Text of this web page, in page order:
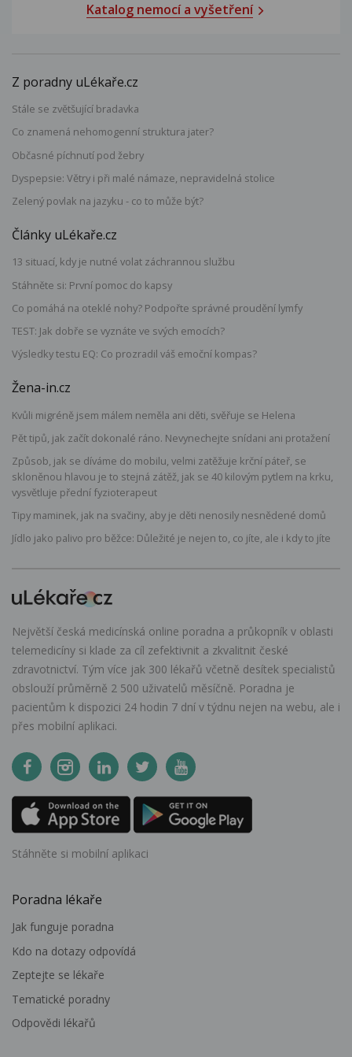
Katalog nemocí a vyšetření
Z poradny uLékaře.cz
Stále se zvětšující bradavka
Co znamená nehomogenní struktura jater?
Občasné píchnutí pod žebry
Dyspepsie: Větry i při malé námaze, nepravidelná stolice
Zelený povlak na jazyku - co to může být?
Články uLékaře.cz
13 situací, kdy je nutné volat záchrannou službu
Stáhněte si: První pomoc do kapsy
Co pomáhá na oteklé nohy? Podpořte správné proudění lymfy
TEST: Jak dobře se vyznáte ve svých emocích?
Výsledky testu EQ: Co prozradil váš emoční kompas?
Žena-in.cz
Kvůli migréně jsem málem neměla ani děti, svěřuje se Helena
Pět tipů, jak začít dokonalé ráno. Nevynechejte snídani ani protažení
Způsob, jak se díváme do mobilu, velmi zatěžuje krční páteř, se
skloněnou hlavou je to stejná zátěž, jak se 40 kilovým pytlem na krku,
vysvětluje přední fyzioterapeut
Tipy maminek, jak na svačiny, aby je děti nenosily nesnědené domů
Jídlo jako palivo pro běžce: Důležité je nejen to, co jíte, ale i kdy to jíte
Největší česká medicínská online poradna a průkopník v oblasti
telemedicíny si klade za cíl zefektivnit a zkvalitnit české
zdravotnictví. Tým více jak 300 lékařů včetně desítek specialistů
obslouží průměrně 2 500 uživatelů měsíčně. Poradna je
pacientům k dispozici 24 hodin 7 dní v týdnu nejen na webu, ale i
přes mobilní aplikaci.
Stáhněte si mobilní aplikaci
Poradna lékaře
Jak funguje poradna
Kdo na dotazy odpovídá
Zeptejte se lékaře
Tematické poradny
Odpovědi lékařů